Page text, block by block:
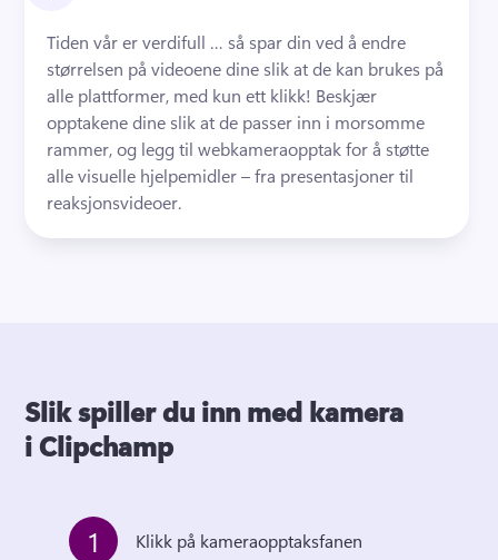
Tiden vår er verdifull … så spar din ved å endre
størrelsen på videoene dine slik at de kan brukes på
alle plattformer, med kun ett klikk! Beskjær
opptakene dine slik at de passer inn i morsomme
rammer, og legg til webkameraopptak for å støtte
alle visuelle hjelpemidler – fra presentasjoner til
reaksjonsvideoer.
Slik spiller du inn med kamera
i Clipchamp
1 Klikk på kameraopptaksfanen